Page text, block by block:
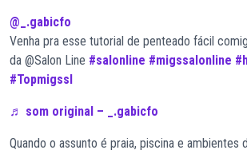
@_.gabicfo
Venha pra esse tutorial de penteado fácil
da @Salon Line #salonline #migssalonline
#Topmigssl
♬ som original – _.gabicfo
Quando o assunto é praia, piscina e ambientes